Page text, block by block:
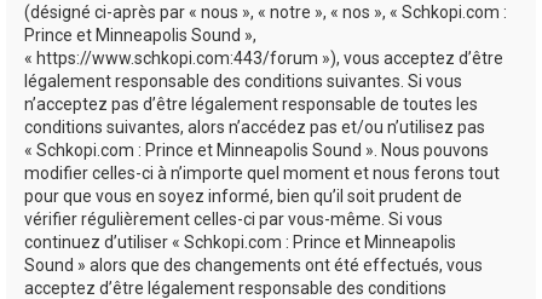
(désigné ci-après par « nous », « notre », « nos », « Schkopi.com :
Prince et Minneapolis Sound »,
« https://www.schkopi.com:443/forum »), vous acceptez d’être
légalement responsable des conditions suivantes. Si vous
n’acceptez pas d’être légalement responsable de toutes les
conditions suivantes, alors n’accédez pas et/ou n’utilisez pas
« Schkopi.com : Prince et Minneapolis Sound ». Nous pouvons
modifier celles-ci à n’importe quel moment et nous ferons tout
pour que vous en soyez informé, bien qu’il soit prudent de
vérifier régulièrement celles-ci par vous-même. Si vous
continuez d’utiliser « Schkopi.com : Prince et Minneapolis
Sound » alors que des changements ont été effectués, vous
acceptez d’être légalement responsable des conditions